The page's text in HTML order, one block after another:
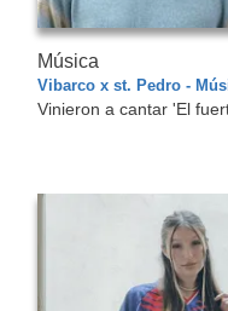
Música
Vibarco x st. Pedro -
Vinieron a cantar 'El